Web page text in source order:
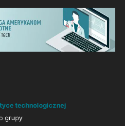
technologicznej
grupy